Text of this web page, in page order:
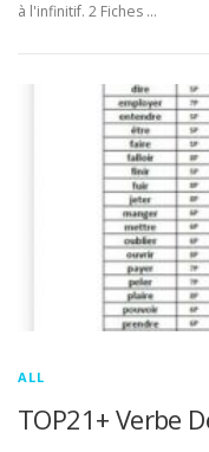
à l'infinitif. 2 Fiches …
ALL
TOP21+ Verbe